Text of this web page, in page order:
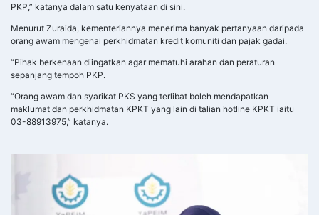
PKP,” katanya dalam satu kenyataan di sini.
Menurut Zuraida, kementeriannya menerima banyak pertanyaan daripada
orang awam mengenai perkhidmatan kredit komuniti dan pajak gadai.
“Pihak berkenaan diingatkan agar mematuhi arahan dan peraturan
sepanjang tempoh PKP.
“Orang awam dan syarikat PKS yang terlibat boleh mendapatkan
maklumat dan perkhidmatan KPKT yang lain di talian hotline KPKT iaitu
03-88913975,” katanya.